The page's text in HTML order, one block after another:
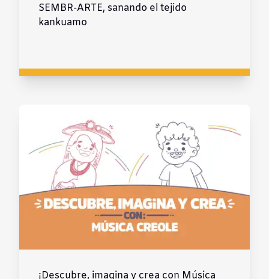
SEMBR-ARTE, sanando el tejido
kankuamo
¡Descubre, imagina y crea con Música